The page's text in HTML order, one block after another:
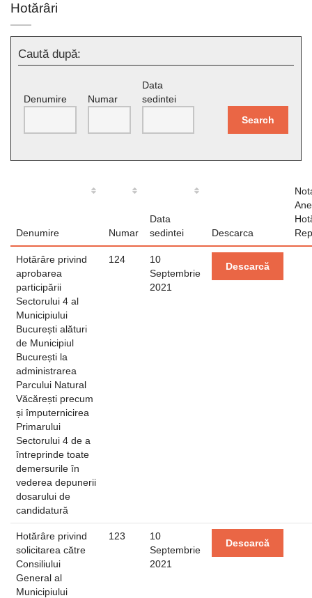
Hotărâri
Caută după:
Denumire Numar
Data
sedintei
Search
Denumire Numar
Data
sedintei
Descarca
Hotărâre privind
aprobarea
participării
Sectorului 4 al
Municipiului
București alături
de Municipiul
București la
administrarea
Parcului Natural
Văcărești precum
și împuternicirea
Primarului
Sectorului 4 de a
întreprinde toate
demersurile în
vederea depunerii
dosarului de
candidatură
124
10
Septembrie
2021
Descarcă
Hotărâre privind
solicitarea către
Consiliului
General al
Municipiului
123
10
Septembrie
2021
Descarcă